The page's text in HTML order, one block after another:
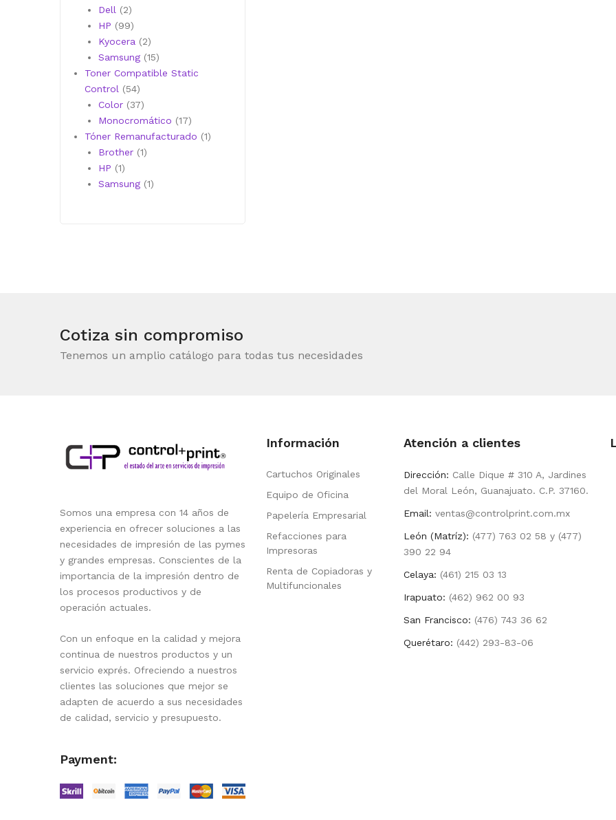
Dell 22
productos
HP 9999
productos
Kyocera 22
productos
Samsung 1515
productos
Toner Compatible Static
Control
5454
productos
Color 3737
productos
Monocromático 1717
productos
Tóner Remanufacturado 11
Brother 11
HP 11
producto
Samsung 11
Cotiza sin compromiso
Tenemos un amplio catálogo para todas tus necesidades
Somos una empresa con 14 años de
experiencia en ofrecer soluciones a las
necesidades de impresión de las pymes
y grandes empresas. Conscientes de la
importancia de la impresión dentro de
los procesos productivos y de
operación actuales.
Con un enfoque en la calidad y mejora
continua de nuestros productos y un
servicio exprés. Ofreciendo a nuestros
clientes las soluciones que mejor se
adapten de acuerdo a sus necesidades
de calidad, servicio y presupuesto.
Payment:
Información
Cartuchos Originales
Equipo de Oficina
Papelería Empresarial
Refacciones para
Impresoras
Renta de Copiadoras y
Multifuncionales
Atención a clientes
Dirección: Calle Dique # 310 A, Jardines
del Moral León, Guanajuato. C.P. 37160.
Email: ventas@controlprint.com.mx
León (Matríz): (477) 763 02 58 y (477)
390 22 94
Celaya: (461) 215 03 13
Irapuato: (462) 962 00 93
San Francisco: (476) 743 36 62
Querétaro: (442) 293-83-06